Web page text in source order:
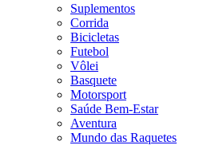
Suplementos
Corrida
Bicicletas
Futebol
Vôlei
Basquete
Motorsport
Saúde Bem-Estar
Aventura
Mundo das Raquetes